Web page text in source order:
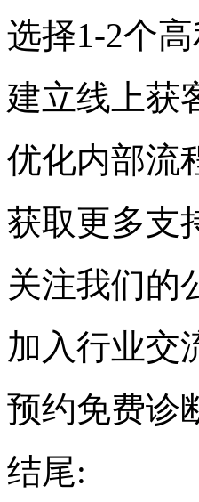
选择1-2个
建立线上获
优化内部流
获取更多支
关注我们的
加入行业交
预约免费诊
结尾: